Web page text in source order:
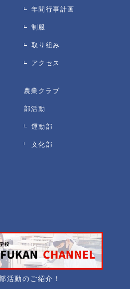
年間行事計画
制服
取り組み
アクセス
農業クラブ
部活動
運動部
文化部
活動のご紹介！